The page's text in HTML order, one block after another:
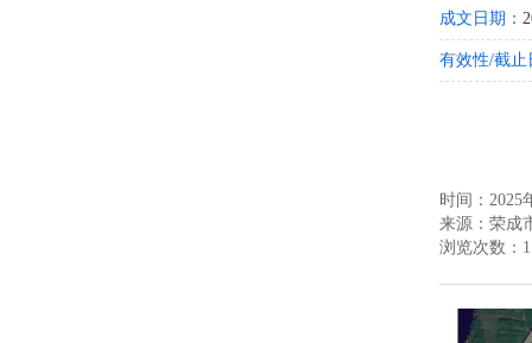
成文日期：
有效性/截止
时间：2025
来源： 荣成
浏览次数：